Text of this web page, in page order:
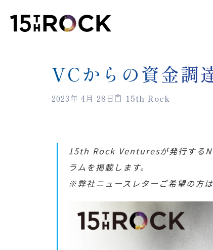
VCからの資金
2023年 4月 28日 15th Rock
15th Rock Venturesが発行する
ラムを掲載します。
※弊社ニュースレターご希望の方は